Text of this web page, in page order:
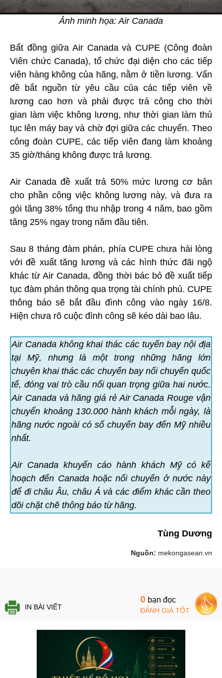
Ảnh minh họa: Air Canada
Bất đồng giữa Air Canada và CUPE (Công đoàn
Viên chức Canada), tổ chức đại diện cho các tiếp
viên hàng không của hãng, nằm ở tiền lương. Vấn
đề bắt nguồn từ yêu cầu của các tiếp viên về
lương cao hơn và phải được trả công cho thời
gian làm việc không lương, như thời gian làm thủ
tục lên máy bay và chờ đợi giữa các chuyến. Theo
công đoàn CUPE, các tiếp viên đang làm khoảng
35 giờ/tháng không được trả lương.
Air Canada đề xuất trả 50% mức lương cơ bản
cho phần công việc không lương này, và đưa ra
gói tăng 38% tổng thu nhập trong 4 năm, bao gồm
tăng 25% ngay trong năm đầu tiên.
Sau 8 tháng đàm phán, phía CUPE chưa hài lòng
với đề xuất tăng lương và các hình thức đãi ngộ
khác từ Air Canada, đồng thời bác bỏ đề xuất tiếp
tục đàm phán thông qua trọng tài chính phủ. CUPE
thông báo sẽ bắt đầu đình công vào ngày 16/8.
Hiện chưa rõ cuộc đình công sẽ kéo dài bao lâu.
Air Canada không khai thác các tuyến bay nội địa
tại Mỹ, nhưng là một trong những hãng lớn
chuyên khai thác các chuyến bay nối chuyến quốc
tế, đóng vai trò cầu nối quan trọng giữa hai nước.
Air Canada và hãng giá rẻ Air Canada Rouge vận
chuyển khoảng 130.000 hành khách mỗi ngày, là
hãng nước ngoài có số chuyến bay đến Mỹ nhiều
nhất.
Air Canada khuyến cáo hành khách Mỹ có kế
hoạch đến Canada hoặc nối chuyến ở nước này
để đi châu Âu, châu Á và các điểm khác cần theo
dõi chặt chẽ thông báo từ hãng.
Tùng Dương
Nguồn: mekongasean.vn
IN BÀI VIẾT
0 bạn đọc
ĐÁNH GIÁ TỐT